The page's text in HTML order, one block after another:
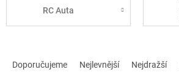
RC Auta
Doporučujeme Nejlevnější Nejdražší